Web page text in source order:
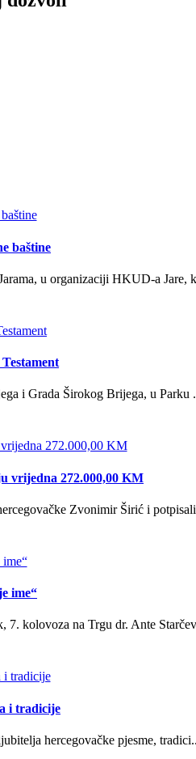
baštine
u organizaciji HKUD-a Jare,
i Grada Širokog Brijega, u Parku
vrijedna 272.000,00 KM
Zvonimir Širić i
ime“
7. kolovoza na Trgu dr. Ante
i tradicije
hercegovačke pjesme,